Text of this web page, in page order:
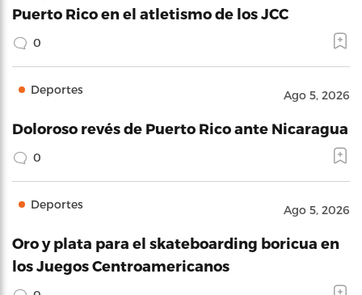
Puerto Rico en el atletismo de los JCC
0
Deportes Ago 5, 2026
Doloroso revés de Puerto Rico ante Nicaragua
0
Deportes Ago 5, 2026
Oro y plata para el skateboarding boricua en
los Juegos Centroamericanos